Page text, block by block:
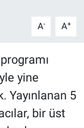
A- A+
yine
Yayınlanan 5
bir üst